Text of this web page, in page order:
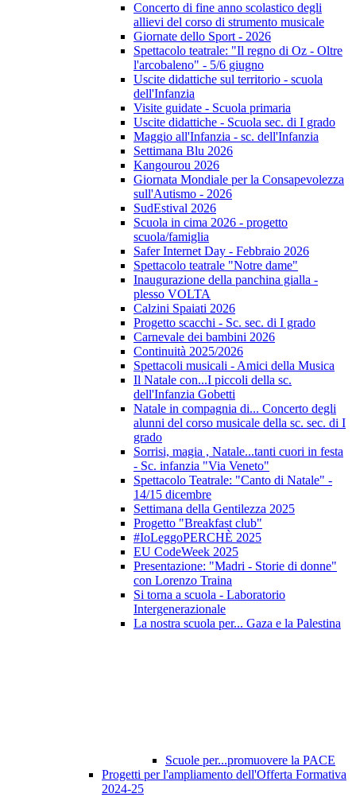
Concerto di fine anno scolastico degli
allievi del corso di strumento musicale
Giornate dello Sport - 2026
Spettacolo teatrale: "Il regno di Oz - Oltre
l'arcobaleno" - 5/6 giugno
Uscite didattiche sul territorio - scuola
dell'Infanzia
Visite guidate - Scuola primaria
Uscite didattiche - Scuola sec. di I grado
Maggio all'Infanzia - sc. dell'Infanzia
Settimana Blu 2026
Kangourou 2026
Giornata Mondiale per la Consapevolezza
sull'Autismo - 2026
SudEstival 2026
Scuola in cima 2026 - progetto
scuola/famiglia
Safer Internet Day - Febbraio 2026
Spettacolo teatrale "Notre dame"
Inaugurazione della panchina gialla -
plesso VOLTA
Calzini Spaiati 2026
Progetto scacchi - Sc. sec. di I grado
Carnevale dei bambini 2026
Continuità 2025/2026
Spettacoli musicali - Amici della Musica
Il Natale con...I piccoli della sc.
dell'Infanzia Gobetti
Natale in compagnia di... Concerto degli
alunni del corso musicale della sc. sec. di I
grado
Sorrisi, magia , Natale...tanti cuori in festa
- Sc. infanzia "Via Veneto"
Spettacolo Teatrale: "Canto di Natale" -
14/15 dicembre
Settimana della Gentilezza 2025
Progetto "Breakfast club"
#IoLeggoPERCHÈ 2025
EU CodeWeek 2025
Presentazione: "Madri - Storie di donne"
con Lorenzo Traina
Si torna a scuola - Laboratorio
Intergenerazionale
La nostra scuola per... Gaza e la Palestina
Scuole per...promuovere la PACE
Progetti per l'ampliamento dell'Offerta Formativa
2024-25